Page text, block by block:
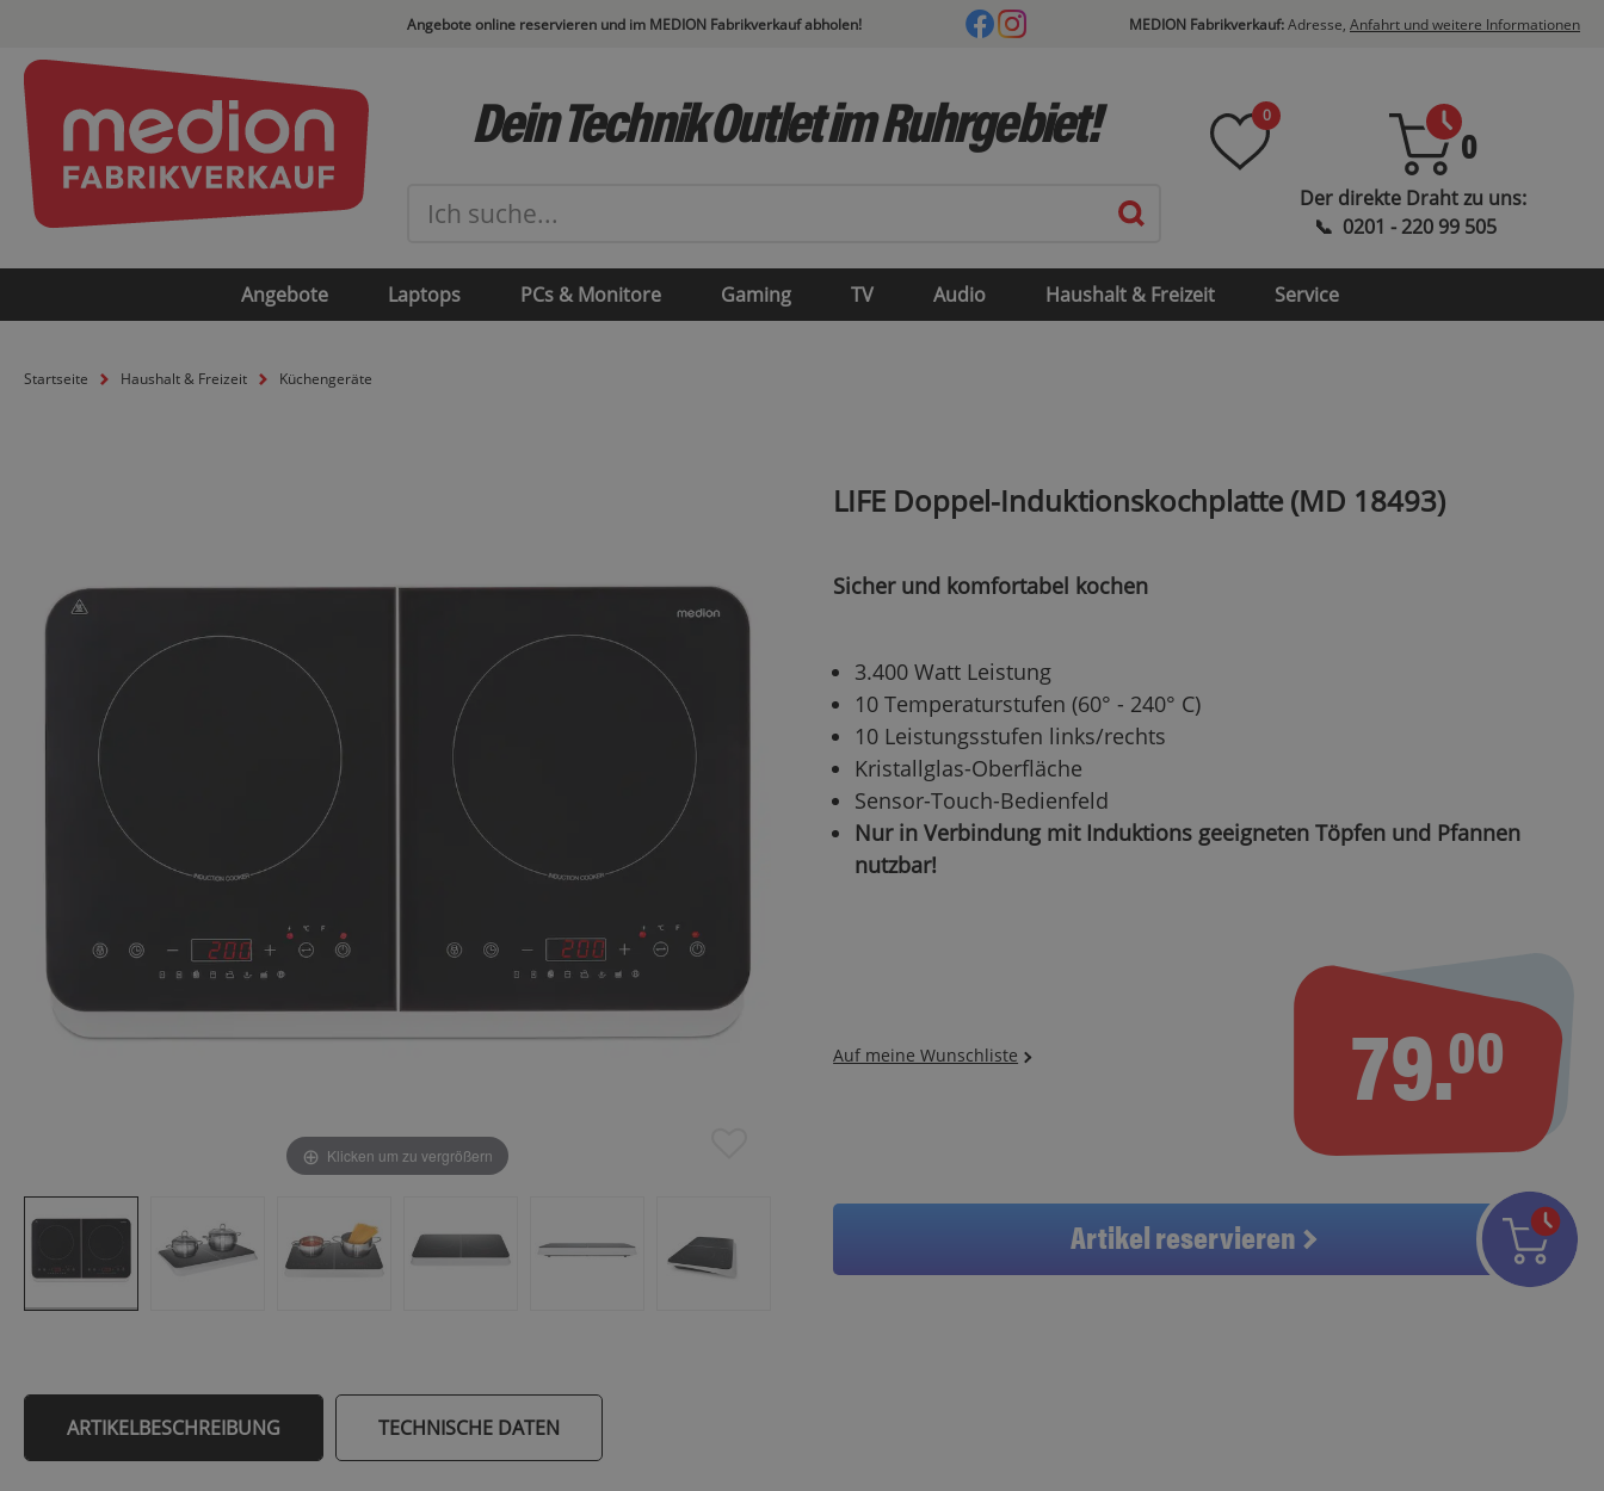
Angebote online reservieren und im MEDION Fabrikverkauf abholen! MEDION Fabrikverkauf:Adresse, Anfahrt und weitere Informationen
0
0
Dein Technik Outlet im Ruhrgebiet!
Angebote Laptops PCs & Monitore Gaming TV Audio Haushalt & Freizeit Service
Startseite Haushalt & Freizeit Küchengeräte
Klicken um zu vergrößern
LIFE Doppel-Induktionskochplatte (MD 18493)
Sicher und komfortabel kochen
3.400 Watt Leistung
10 Temperaturstufen (60° - 240° C)
10 Leistungsstufen links/rechts
Kristallglas-Oberfläche
Sensor-Touch-Bedienfeld
Nur in Verbindung mit Induktions geeigneten Töpfen und Pfannen
nutzbar!
79.00
Artikel reservieren
ARTIKELBESCHREIBUNG TECHNISCHE DATEN